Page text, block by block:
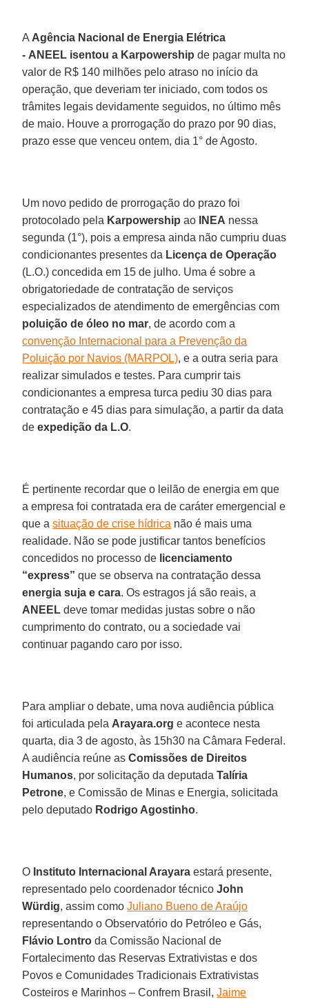
A Agência Nacional de Energia Elétrica
- ANEEL isentou a Karpowership de pagar multa no
valor de R$ 140 milhões pelo atraso no início da
operação, que deveriam ter iniciado, com todos os
trâmites legais devidamente seguidos, no último mês
de maio. Houve a prorrogação do prazo por 90 dias,
prazo esse que venceu ontem, dia 1° de Agosto.
Um novo pedido de prorrogação do prazo foi
protocolado pela Karpowership ao INEA nessa
segunda (1°), pois a empresa ainda não cumpriu duas
condicionantes presentes da Licença de Operação
(L.O.) concedida em 15 de julho. Uma é sobre a
obrigatoriedade de contratação de serviços
especializados de atendimento de emergências com
poluição de óleo no mar, de acordo com a
convenção Internacional para a Prevenção da
Poluição por Navios (MARPOL), e a outra seria para
realizar simulados e testes. Para cumprir tais
condicionantes a empresa turca pediu 30 dias para
contratação e 45 dias para simulação, a partir da data
deexpedição da L.O.
É pertinente recordar que o leilão de energia em que
a empresa foi contratada era de caráter emergencial e
que asituação de crise hídrica não é mais uma
realidade. Não se pode justificar tantos benefícios
concedidos no processo de licenciamento
“express” que se observa na contratação dessa
energia suja e cara. Os estragos já são reais, a
ANEEL deve tomar medidas justas sobre o não
cumprimento do contrato, ou a sociedade vai
continuar pagando caro por isso.
Para ampliar o debate, uma nova audiência pública
foi articulada pela Arayara.org e acontece nesta
quarta, dia 3 de agosto, às 15h30 na Câmara Federal.
A audiência reúne asComissões de Direitos
Humanos, por solicitação da deputadaTalíria
Petrone, e Comissão de Minas e Energia, solicitada
pelo deputado Rodrigo Agostinho.
O Instituto Internacional Arayara estará presente,
representado pelo coordenador técnicoJohn
Würdig, assim comoJuliano Bueno de Araújo
representando ​​o Observatório do Petróleo e Gás,
Flávio Lontro da Comissão Nacional de
Fortalecimento das Reservas Extrativistas e dos
Povos e Comunidades Tradicionais Extrativistas
Costeiros e Marinhos – Confrem Brasil,Jaime